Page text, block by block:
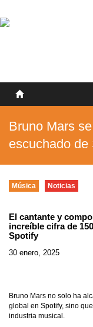
SOBRE NOSOTROS
Bruno Mars
escuchado de
Música Noticias
El cantante y
increíble cifra de
Spotify
30 enero, 2025
Bruno Mars no solo ha
global en Spotify, sino
industria musical.